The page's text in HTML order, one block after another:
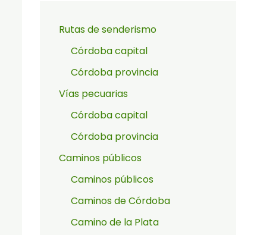
Rutas de senderismo
Córdoba capital
Córdoba provincia
Vías pecuarias
Córdoba capital
Córdoba provincia
Caminos públicos
Caminos públicos
Caminos de Córdoba
Camino de la Plata